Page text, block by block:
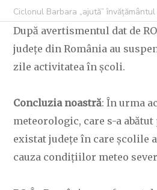
C OVIDIU 9 OCTOMBRIE
Ciclonul Barbara „ajută”
După avertismentul dat de
județe din România au
zile activitatea în școli.
Concluzia noastră: În urma
meteorologic, care s-a abătut
existat județe în care școlile
cauza condițiilor meteo